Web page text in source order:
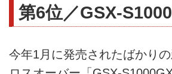
第6位／GSX-
今年1月に発売されたばかり